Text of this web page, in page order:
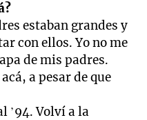
estaban grandes y
con ellos. Yo no me
de mis padres.
a pesar de que
’94. Volví a la